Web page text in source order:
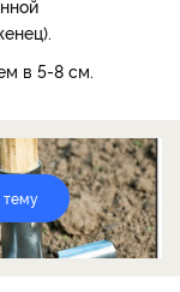
в 5-8 см.
тему